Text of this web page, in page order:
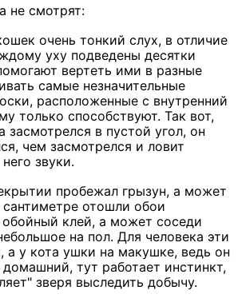
не смотрят:
очень тонкий слух, в отличие
уху подведены десятки
вертеть ими в разные
самые незначительные
расположенные с внутренний
только способствуют. Так вот,
засмотрелся в пустой угол, он
чем засмотрелся и ловит
звуки.
пробежал грызун, а может
отошли обои
обойный клей, а может соседи
на пол. Для человека эти
а у кота ушки на макушке, ведь он
тут работает инстинкт,
зверя выследить добычу.